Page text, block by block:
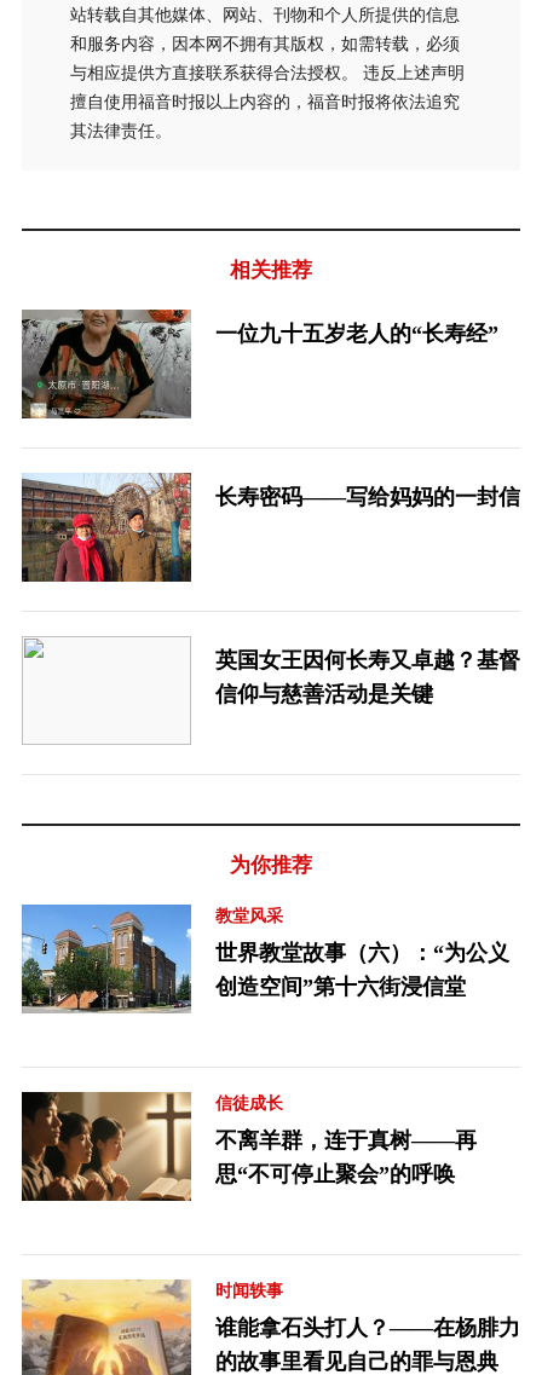
站转载自其他媒体、网站、刊物和个人所提供的信息
和服务内容，因本网不拥有其版权，如需转载，必须
与相应提供方直接联系获得合法授权。 违反上述声明
擅自使用福音时报以上内容的，福音时报将依法追究
其法律责任。
相关推荐
一位九十五岁老人的“长寿经”
长寿密码——写给妈妈的一封信
英国女王因何长寿又卓越？基督
信仰与慈善活动是关键
为你推荐
教堂风采
世界教堂故事（六）：“为公义
创造空间”第十六街浸信堂
信徒成长
不离羊群，连于真树——再
思“不可停止聚会”的呼唤
时闻轶事
谁能拿石头打人？——在杨腓力
的故事里看见自己的罪与恩典